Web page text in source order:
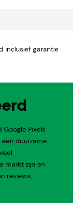
inclusief garantie
Pixels
duurzame
markt zijn en
reviews,